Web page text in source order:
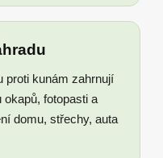
proti kunám zahrnují
okapů, fotopasti a
domu, střechy, auta